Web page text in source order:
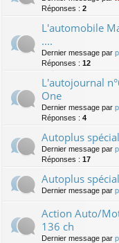
Réponses : 2
L'automobile
....
Dernier message par
Réponses : 12
L'autojournal
One
Dernier message par
Réponses : 4
Autoplus
Dernier message par
Réponses : 17
Autoplus
Dernier message par
Action Auto/
136 ch
Dernier message par